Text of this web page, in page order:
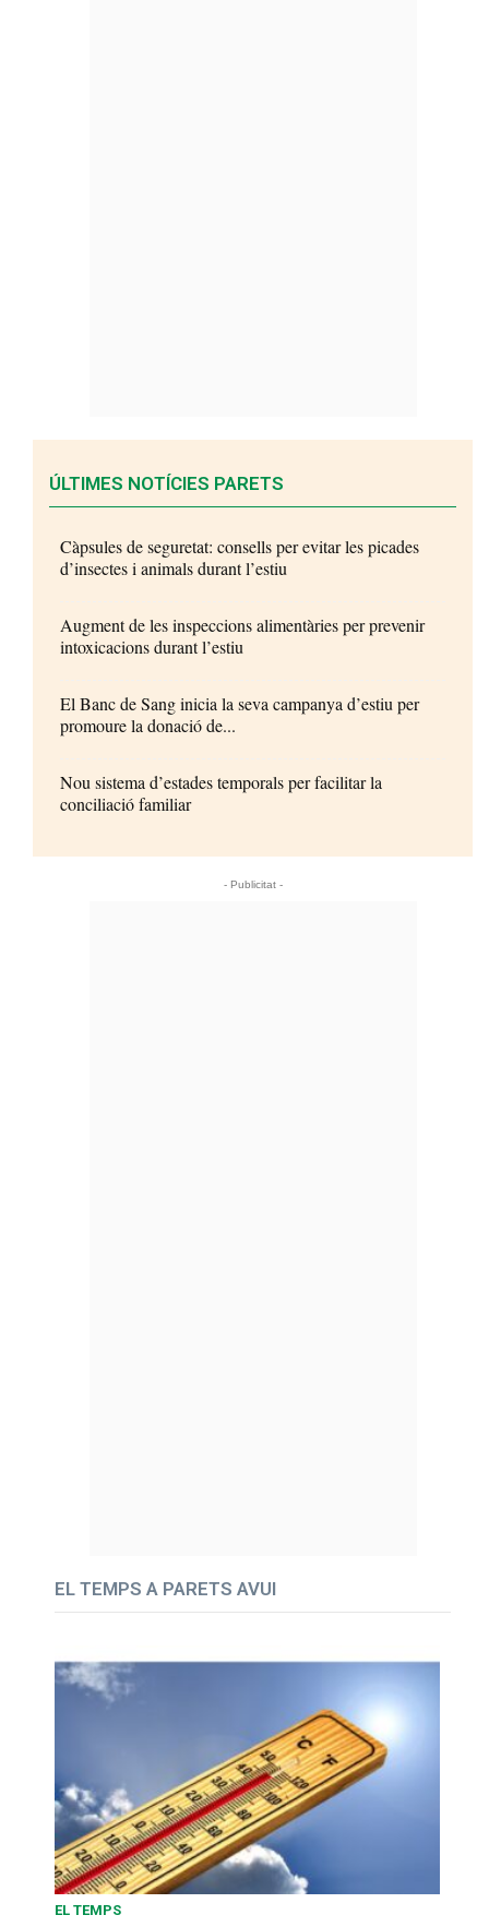
ÚLTIMES NOTÍCIES PARETS
Càpsules de seguretat: consells per evitar les picades
d’insectes i animals durant l’estiu
Augment de les inspeccions alimentàries per prevenir
intoxicacions durant l’estiu
El Banc de Sang inicia la seva campanya d’estiu per
promoure la donació de...
Nou sistema d’estades temporals per facilitar la
conciliació familiar
- Publicitat -
EL TEMPS A PARETS AVUI
EL TEMPS